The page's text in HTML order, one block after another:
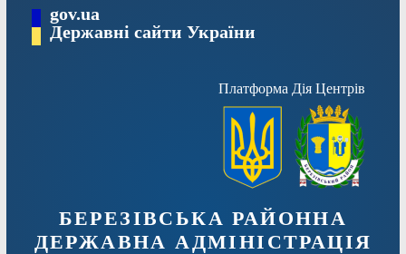
Перейтиgov.ua
Державні сайти України
Платформа Дія Центрів
БЕРЕЗІВСЬКА РАЙОННА
ДЕРЖАВНА АДМІНІСТРАЦІЯ